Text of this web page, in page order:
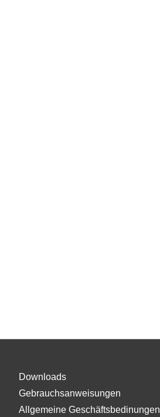
Downloads
Gebrauchsanweisungen
Allgemeine Geschäftsbedinungen